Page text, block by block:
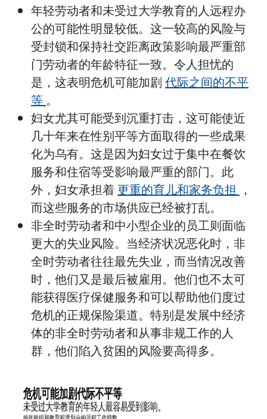
年轻劳动者和未受过大学教育的人远程办
公的可能性明显较低。这一较高的风险与
受封锁和保持社交距离政策影响最严重部
门劳动者的年龄特征一致。令人担忧的
是，这表明危机可能加剧代际之间的不平
等。
妇女尤其可能受到沉重打击，这可能使近
几十年来在性别平等方面取得的一些成果
化为乌有。这是因为妇女过于集中在餐饮
服务和住宿等受影响最严重的部门。此
外，妇女承担着更重的育儿和家务负担 ，
而这些服务的市场供应已经被打乱。
非全时劳动者和中小型企业的员工则面临
更大的失业风险。当经济状况恶化时，非
全时劳动者往往最先失业，而当情况改善
时，他们又是最后被雇用。他们也不太可
能获得医疗保健服务和可以帮助他们度过
危机的正规保险渠道。特别是发展中经济
体的非全时劳动者和从事非规工作的人
群，他们陷入贫困的风险要高得多。